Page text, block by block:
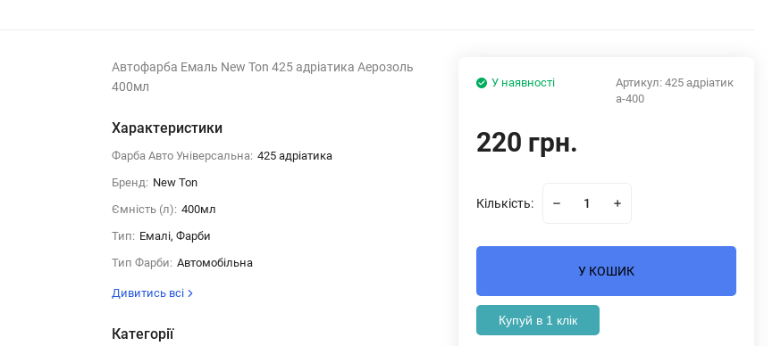
Автофарба Емаль New Ton 425 адрiатика Аерозоль
400мл
Характеристики
Фарба Авто Універсальна: 425 адрiатика
Бренд: New Ton
Ємність (л): 400мл
Тип: Емалі, Фарби
Тип Фарби: Автомобільна
Дивитись всі
Категорії
Артикул: 425 адрiатик
а-400
У наявності
220 грн.
Кількість:
У КОШИК
Купуй в 1 клік